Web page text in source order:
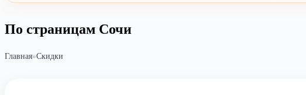
По страницам Сочи
Главная»Скидки